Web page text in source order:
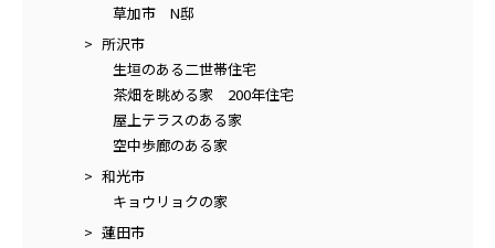
草加市 N邸
所沢市
生垣のある二世帯住宅
茶畑を眺める家 200年住宅
屋上テラスのある家
空中歩廊のある家
和光市
キョウリョクの家
蓮田市